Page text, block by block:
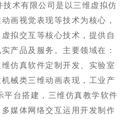
有限公司是以三维虚拟仿
画视觉表现等技术为核心，
拟交互等核心技术，提供自
产品及服务。主要领域在：
仿真软件定制开发、实验室
械类三维动画表现，工业产
平台搭建，三维仿真教学软件
媒体网络交互运用开发制作